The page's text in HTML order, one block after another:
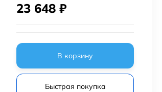
23 648 ₽
В корзину
Быстрая покупка